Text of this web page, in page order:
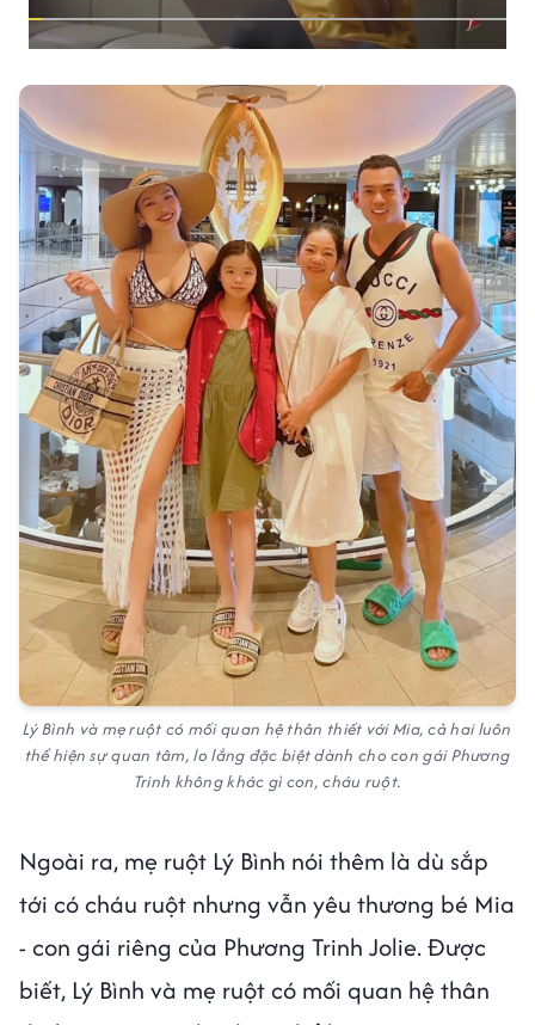
Lý Bình và mẹ ruột có mối quan hệ thân thiết với Mia, cả hai luôn
thể hiện sự quan tâm, lo lắng đặc biệt dành cho con gái Phương
Trinh không khác gì con, cháu ruột.
Ngoài ra, mẹ ruột Lý Bình nói thêm là dù sắp
tới có cháu ruột nhưng vẫn yêu thương bé Mia
- con gái riêng của Phương Trinh Jolie. Được
biết, Lý Bình và mẹ ruột có mối quan hệ thân